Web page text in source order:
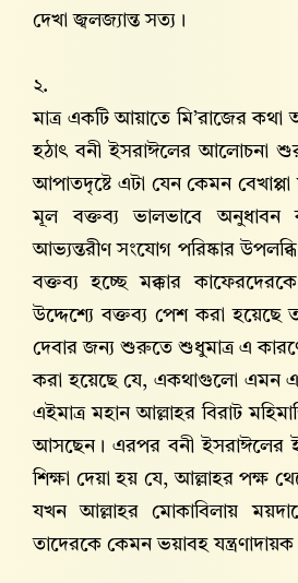
দেখা জ্বলজ্যান্ত সত্য।
২.
মাত্র একটি আয়াতে মি’রাজের
হঠাৎ বনী ইসরাঈলের আলোচনা
আপাতদৃষ্টে এটা যেন কেমন
মূল বক্তব্য ভালভাবে অনুধাবন
আভ্যন্তরীণ সংযোগ পরিষ্কার
বক্তব্য হচ্ছে মক্কার
উদ্দেশ্যে বক্তব্য পেশ করা হয়েছে
দেবার জন্য শুরুতে শুধুমাত্র এ
করা হয়েছে যে, একথাগুলো এমন
এইমাত্র মহান আল্লাহর বিরাট
আসছেন। এরপর বনী ইসরাঈলের
শিক্ষা দেয়া হয় যে, আল্লাহর পক্ষ
যখন আল্লাহর মোকাবিলায়
তাদেরকে কেমন ভয়াবহ যন্ত্রণাদায়ক